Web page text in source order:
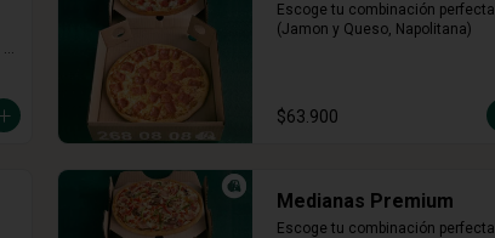
Escoge tu combinación perfecta
(Jamon y Queso, Napolitana)
$63.900
Medianas Premium
Escoge tu combinación perfecta